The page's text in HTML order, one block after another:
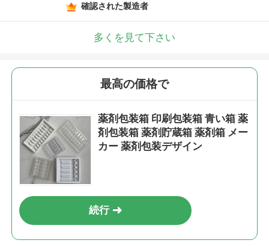
確認された製造者
多くを見て下さい
最高の価格で
薬剤包装箱 印刷包装箱 青い箱 薬
剤包装箱 薬剤貯蔵箱 薬剤箱 メー
カー 薬剤包装デザイン
続行